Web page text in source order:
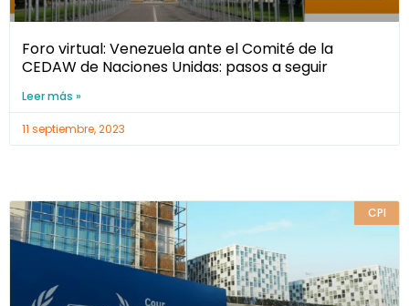
Foro virtual: Venezuela ante el Comité de la
CEDAW de Naciones Unidas: pasos a seguir
Leer más »
11 septiembre, 2023
CPI